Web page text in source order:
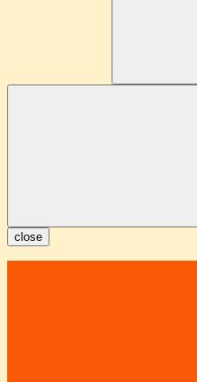
close